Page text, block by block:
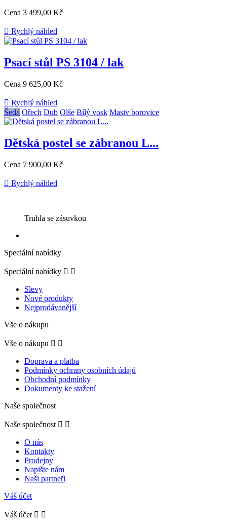
Cena 3 499,00 Kč
 Rychlý náhled
Psací stůl PS 3104 / lak
Cena 9 625,00 Kč
 Rychlý náhled
Šedá Ořech Dub Olše Bílý vosk Masiv borovice
Dětská postel se zábranou L...
Cena 7 900,00 Kč
 Rychlý náhled
Truhla se zásuvkou
Speciální nabídky
Speciální nabídky  
Slevy
Nové produkty
Nejprodávanější
Vše o nákupu
Vše o nákupu  
Doprava a platba
Podmínky ochrany osobních údajů
Obchodní podmínky
Dokumenty ke stažení
Naše společnost
Naše společnost  
O nás
Kontakty
Prodejny
Napište nám
Naši partneři
Váš účet
Váš účet  